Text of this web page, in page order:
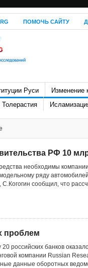
ПОМОЧЬ САЙТУ
Руси Изменение
Толерастия
РФ 10
необходимы
ряду
С.Когогин сообщил, что
проблем
20 российских банков
компании Russian
данные оборотных